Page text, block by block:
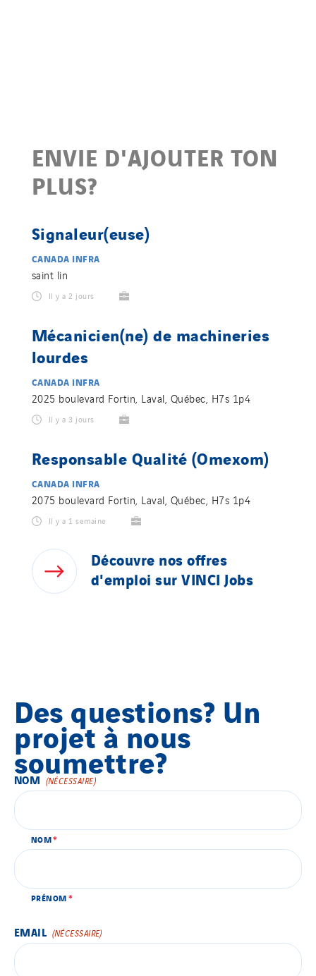
ENVIE D'AJOUTER TON
PLUS?
Signaleur(euse)
CANADA INFRA
saint lin
Il y a 2 jours
Mécanicien(ne) de machineries
lourdes
CANADA INFRA
2025 boulevard Fortin, Laval, Québec, H7s 1p4
Il y a 3 jours
Responsable Qualité (Omexom)
CANADA INFRA
2075 boulevard Fortin, Laval, Québec, H7s 1p4
Il y a 1 semaine
Découvre nosoffres
d'emploisurVINCI Jobs
Des questions? Un
projet à nous
soumettre?
En activant ce bouton, le formulaire de contact s'affichera.
NOM (NÉCESSAIRE)
NOM
PRÉNOM
EMAIL (NÉCESSAIRE)